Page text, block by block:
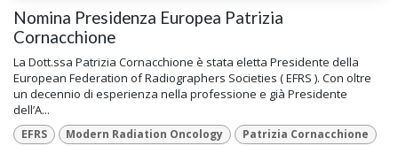
Nomina Presidenza Europea Patrizia
Cornacchione
La Dott.ssa Patrizia Cornacchione è stata eletta Presidente della
European Federation of Radiographers Societies ( EFRS ). Con oltre
un decennio di esperienza nella professione e già Presidente
dell’A...
EFRS Modern Radiation Oncology
Patrizia Cornacchione